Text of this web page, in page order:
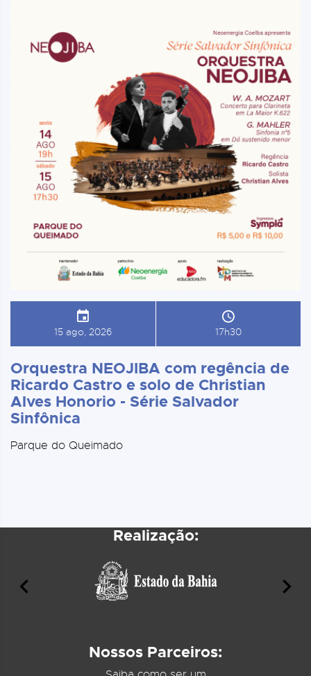
15 ago, 2026 17h30
Orquestra NEOJIBA com regência de
Ricardo Castro e solo de Christian
Alves Honorio - Série Salvador
Sinfônica
Parque do Queimado
Realização:
Nossos Parceiros: